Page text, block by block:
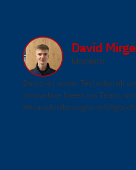
David
Monteur
David ist unser Technikprofi
innovative Ideen ins Team, um
Herausforderungen